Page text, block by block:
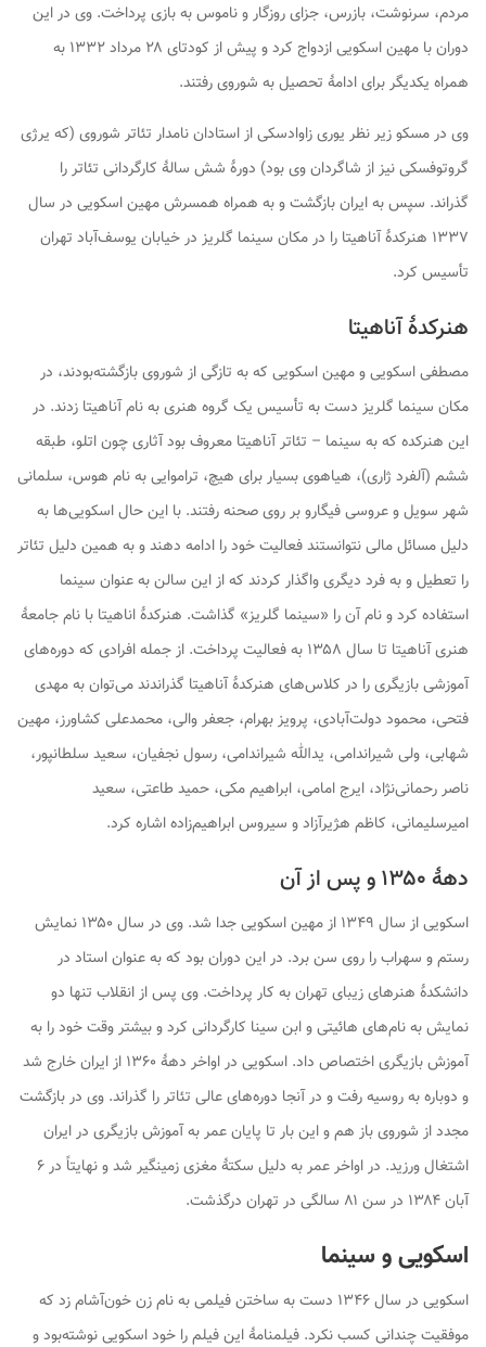
مردم، سرنوشت، بازرس، جزای روزگار و ناموس به بازی پرداخت. وی در این
دوران با مهین اسکویی ازدواج کرد و پیش از کودتای ۲۸ مرداد ۱۳۳۲ به
همراه یکدیگر برای ادامهٔ تحصیل به شوروی رفتند.
وی در مسکو زیر نظر یوری زاوادسکی از استادان نامدار تئاتر شوروی (که یرژی
گروتوفسکی نیز از شاگردان وی بود) دورهٔ شش سالهٔ کارگردانی تئاتر را
گذراند. سپس به ایران بازگشت و به همراه همسرش مهین اسکویی در سال
۱۳۳۷ هنرکدهٔ آناهیتا را در مکان سینما گلریز در خیابان یوسف‌آباد تهران
تأسیس کرد.
هنرکدهٔ آناهیتا
مصطفی اسکویی و مهین اسکویی که به تازگی از شوروی بازگشته‌بودند، در
مکان سینما گلریز دست به تأسیس یک گروه هنری به نام آناهیتا زدند. در
این هنرکده که به سینما – تئاتر آناهیتا معروف بود آثاری چون اتلو، طبقه
ششم (آلفرد ژاری)، هیاهوی بسیار برای هیچ، تراموایی به نام هوس، سلمانی
شهر سویل و عروسی فیگارو بر روی صحنه رفتند. با این حال اسکویی‌ها به
دلیل مسائل مالی نتوانستند فعالیت خود را ادامه دهند و به همین دلیل تئاتر
را تعطیل و به فرد دیگری واگذار کردند که از این سالن به عنوان سینما
استفاده کرد و نام آن را «سینما گلریز» گذاشت. هنرکدهٔ اناهیتا با نام جامعهٔ
هنری آناهیتا تا سال ۱۳۵۸ به فعالیت پرداخت. از جمله افرادی که دوره‌های
آموزشی بازیگری را در کلاس‌های هنرکدهٔ آناهیتا گذراندند می‌توان به مهدی
فتحی، محمود دولت‌آبادی، پرویز بهرام، جعفر والی، محمدعلی کشاورز، مهین
شهابی، ولی شیراندامی، یدالله شیراندامی، رسول نجفیان، سعید سلطانپور،
ناصر رحمانی‌نژاد، ایرج امامی، ابراهیم مکی، حمید طاعتی، سعید
امیرسلیمانی، کاظم هژیرآزاد و سیروس ابراهیم‌زاده اشاره کرد.
دههٔ ۱۳۵۰ و پس از آن
اسکویی از سال ۱۳۴۹ از مهین اسکویی جدا شد. وی در سال ۱۳۵۰ نمایش
رستم و سهراب را روی سن برد. در این دوران بود که به عنوان استاد در
دانشکدهٔ هنرهای زیبای تهران به کار پرداخت. وی پس از انقلاب تنها دو
نمایش به نام‌های هائیتی و ابن سینا کارگردانی کرد و بیشتر وقت خود را به
آموزش بازیگری اختصاص داد. اسکویی در اواخر دههٔ ۱۳۶۰ از ایران خارج شد
و دوباره به روسیه رفت و در آنجا دوره‌های عالی تئاتر را گذراند. وی در بازگشت
مجدد از شوروی باز هم و این بار تا پایان عمر به آموزش بازیگری در ایران
اشتغال ورزید. در اواخر عمر به دلیل سکتهٔ مغزی زمینگیر شد و نهایتاً در ۶
آبان ۱۳۸۴ در سن ۸۱ سالگی در تهران درگذشت.
اسکویی و سینما
اسکویی در سال ۱۳۴۶ دست به ساختن فیلمی به نام زن خون‌آشام زد که
موفقیت چندانی کسب نکرد. فیلمنامهٔ این فیلم را خود اسکویی نوشته‌بود و